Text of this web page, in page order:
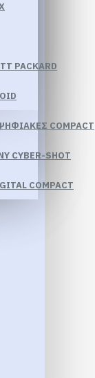
PACKARD
COMPACT
CYBER-SHOT
COMPACT